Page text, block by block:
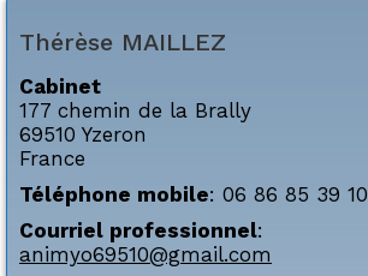
Thérèse MAILLEZ
Cabinet
177 chemin de la Brally
69510 Yzeron
France
Téléphone mobile: 06 86 85 39 10
Courriel professionnel:
animyo69510@gmail.com